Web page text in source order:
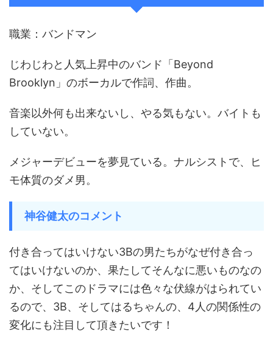
職業：バンドマン
じわじわと人気上昇中のバンド「Beyond
Brooklyn」のボーカルで作詞、作曲。
音楽以外何も出来ないし、やる気もない。バイトも
していない。
メジャーデビューを夢見ている。ナルシストで、ヒ
モ体質のダメ男。
神谷健太のコメント
付き合ってはいけない3Bの男たちがなぜ付き合っ
てはいけないのか、果たしてそんなに悪いものなの
か、そしてこのドラマには色々な伏線がはられてい
るので、3B、そしてはるちゃんの、4人の関係性の
変化にも注目して頂きたいです！